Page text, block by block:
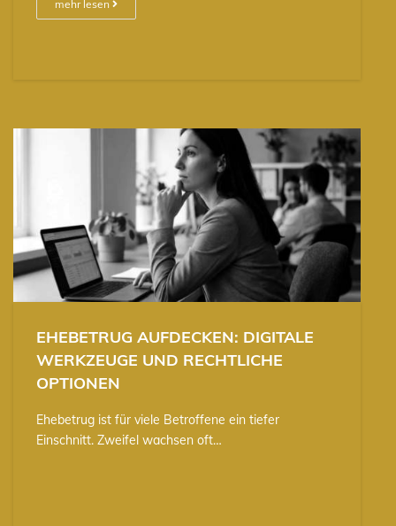
mehr lesen
EHEBETRUG AUFDECKEN: DIGITALE
WERKZEUGE UND RECHTLICHE
OPTIONEN
Ehebetrug ist für viele Betroffene ein tiefer
Einschnitt. Zweifel wachsen oft…